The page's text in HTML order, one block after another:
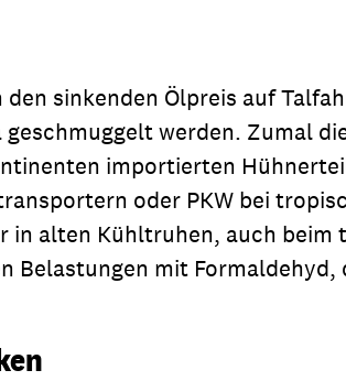
sinkenden Ölpreis auf
werden. Zumal
importierten
oder PKW bei
alten Kühltruhen, auch
Belastungen mit